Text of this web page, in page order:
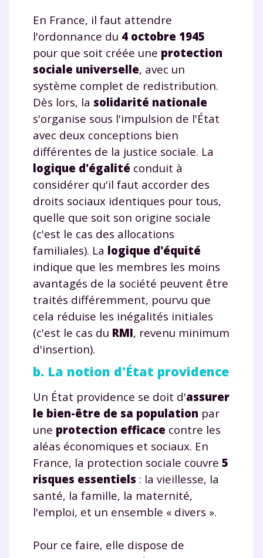
En France, il faut attendre
l'ordonnance du 4 octobre 1945
pour que soit créée une protection
sociale universelle, avec un
système complet de redistribution.
Dès lors, la solidarité nationale
s'organise sous l'impulsion de l'État
avec deux conceptions bien
différentes de la justice sociale. La
logique d'égalité conduit à
considérer qu'il faut accorder des
droits sociaux identiques pour tous,
quelle que soit son origine sociale
(c'est le cas des allocations
familiales). La logique d'équité
indique que les membres les moins
avantagés de la société peuvent être
traités différemment, pourvu que
cela réduise les inégalités initiales
(c'est le cas du RMI, revenu minimum
d'insertion).
b. La notion d'État providence
Un État providence se doit d'assurer
le bien-être de sa population par
une protection efficace contre les
aléas économiques et sociaux. En
France, la protection sociale couvre 5
risques essentiels : la vieillesse, la
santé, la famille, la maternité,
l'emploi, et un ensemble « divers ».
Pour ce faire, elle dispose de